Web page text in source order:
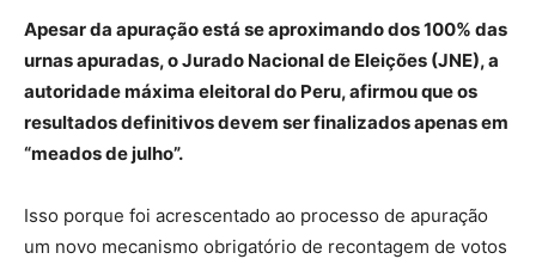
Apesar da apuração está se aproximando dos 100% das
urnas apuradas, o Jurado Nacional de Eleições (JNE), a
autoridade máxima eleitoral do Peru, afirmou que os
resultados definitivos devem ser finalizados apenas em
“meados de julho”.
Isso porque foi acrescentado ao processo de apuração
um novo mecanismo obrigatório de recontagem de votos